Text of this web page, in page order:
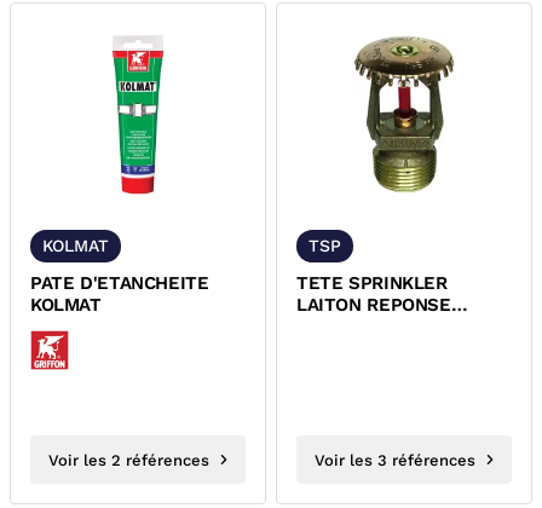
KOLMAT
PATE D'ETANCHEITE
KOLMAT
Voir les 2 références
TSP
TETE SPRINKLER
LAITON REPONSE
Voir les 3 références